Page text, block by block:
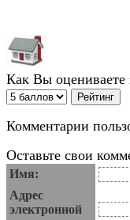
Как Вы оцениваете
Комментарии
Оставьте свои
Имя:
Адрес
электронной